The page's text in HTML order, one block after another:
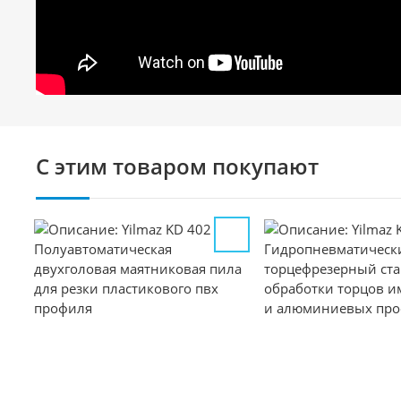
С этим товаром покупают